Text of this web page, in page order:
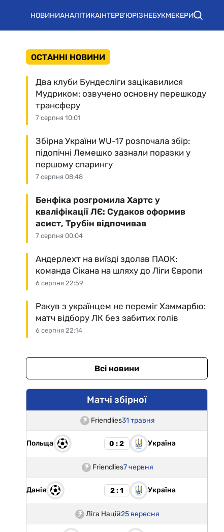
НОВИНИАНАЛІТИКАІНТЕРВ'ЮРІЗНЕБУКМЕКЕРИ
ОСТАННІ НОВИНИ
7 серпня 10:01
Два клуби Бундесліги зацікавилися
Мудриком: озвучено основну перешкоду
трансферу
7 серпня 08:48
Збірна України WU-17 розпочала збір:
підопічні Лемешко зазнали поразки у
першому спарингу
7 серпня 00:04
Бенфіка розгромила Хартс у
кваліфікації ЛЄ: Судаков оформив
асист, Трубін відпочивав
6 серпня 22:59
Андерлехт на виїзді здолав ПАОК:
команда Сікана на шляху до Ліги Європи
6 серпня 22:14
Ракув з українцем не переміг Хаммарбю:
матч відбору ЛК без забитих голів
Всі новини
Матчі збірної
Friendlies31 травня
Польща 0 : 2 Україна
Friendlies7 червня
Данія 2 : 1 Україна
Ліга Націй25 вересня